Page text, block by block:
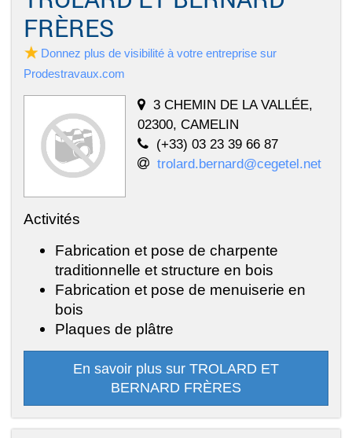
FRÈRES
Donnez plus de visibilité à votre entreprise sur
Prodestravaux.com
3 CHEMIN DE LA VALLÉE,
02300, CAMELIN
(+33) 03 23 39 66 87
trolard.bernard@cegetel.net
Activités
Fabrication et pose de charpente
traditionnelle et structure en bois
Fabrication et pose de menuiserie en
bois
Plaques de plâtre
En savoir plus sur TROLARD ET
BERNARD FRÈRES